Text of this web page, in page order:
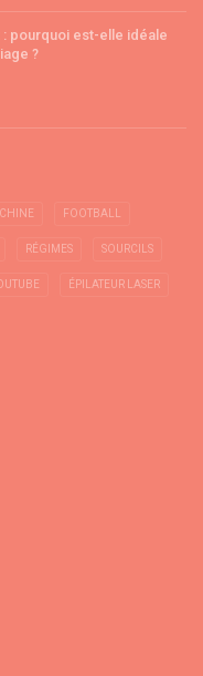
: pourquoi est-elle idéale
?
CHINE FOOTBALL
RÉGIMES SOURCILS
ÉPILATEUR LASER